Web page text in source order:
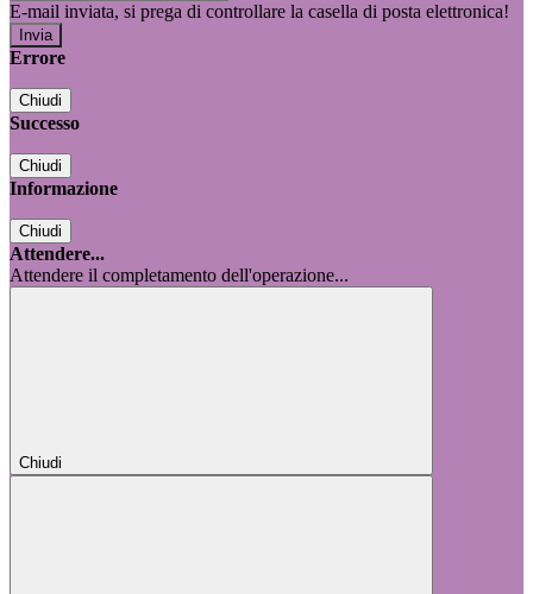
E-mail inviata, si prega di controllare la casella di posta elettronica!
Errore
Chiudi
Successo
Chiudi
Informazione
Chiudi
Attendere...
Attendere il completamento dell'operazione...
Chiudi